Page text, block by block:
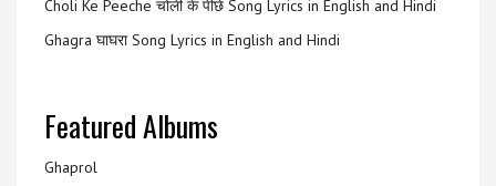
Choli Ke Peeche चोली के पीछे Song Lyrics in English and Hindi
Ghagra घाघरा Song Lyrics in English and Hindi
Featured Albums
Ghaprol